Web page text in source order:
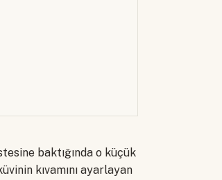
baktığında o küçük
kıvamını ayarlayan